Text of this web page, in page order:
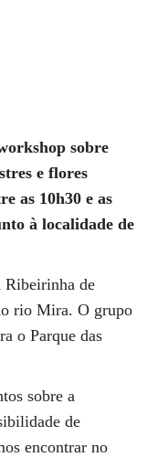
sobre
e flores
as 10h30 e as
à localidade de
de
rio Mira. O grupo
o Parque das
sobre a
de
encontrar no